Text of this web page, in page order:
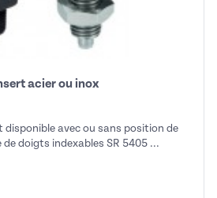
acier ou inox
disponible avec ou sans position de
de doigts indexables SR 5405 ...